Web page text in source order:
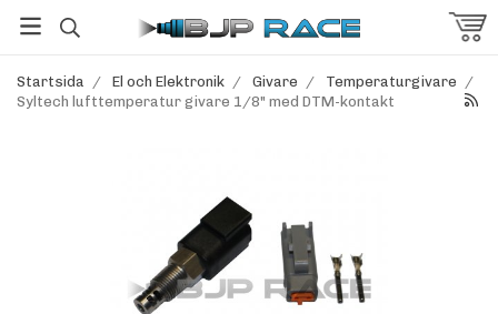
Startsida / El och Elektronik / Givare / Temperaturgivare /
Syltech lufttemperatur givare 1/8" med DTM-kontakt